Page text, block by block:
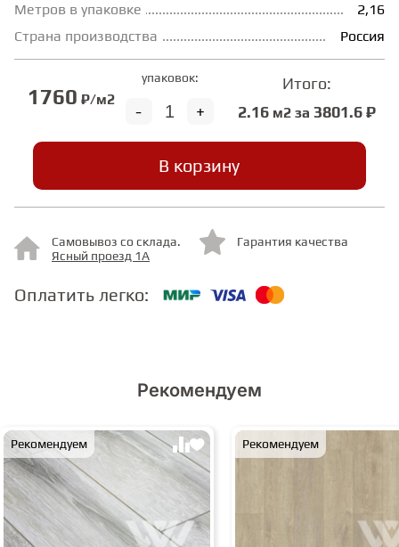
МАССИВНАЯ ДОСКА
ИСКУССТВЕННАЯ ТРАВА
СТУПЕНИ
ФАНЕРА
МИНЕРАЛЬНО-КАМЕННЫЙ
Метров в упаковке
2,16
Страна производства
Россия
1760 ₽/м2
упаковок:
+
-
Итого:
2.16м2 за 3801.6 ₽
В корзину
Самовывоз со склада.
Ясный проезд 1А
Гарантия качества
Оплатить легко:
Рекомендуем
Рекомендуем Рекомендуем